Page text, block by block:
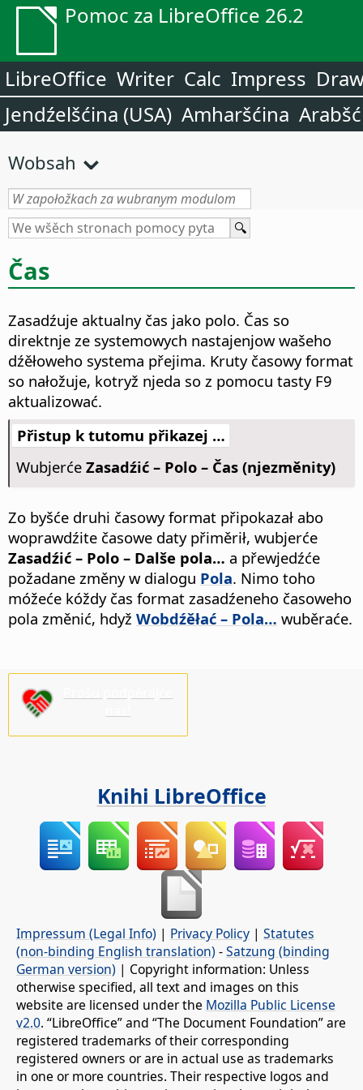
Pomoc za LibreOffice 26.2
LibreOffice Writer Calc Impress
Jendźelšćina (USA) Amharšćina
Wobsah
Čas
Zasadźuje aktualny čas jako polo. Čas so
direktnje ze systemowych nastajenjow wašeho
dźěłoweho systema přejima. Kruty časowy format
so nałožuje, kotryž njeda so z pomocu tasty F9
aktualizować.
Přistup k tutomu přikazej …
Wubjerće Zasadźić – Polo – Čas (njezměnity)
Zo byšće druhi časowy format připokazał abo
woprawdźite časowe daty přiměrił, wubjerće
Zasadźić – Polo – Dalše pola… a přewjedźće
požadane změny w dialogu Pola. Nimo toho
móžeće kóždy čas format zasadźeneho časoweho
pola změnić, hdyž Wobdźěłać – Pola… wuběraće.
Knihi LibreOffice
Impressum (Legal Info) | Privacy Policy | Statutes
(non-binding English translation) -Satzung (binding
German version) | Copyright information: Unless
otherwise specified, all text and images on this
website are licensed under the Mozilla Public License
v2.0. “LibreOffice” and “The Document Foundation” are
registered trademarks of their corresponding
registered owners or are in actual use as trademarks
in one or more countries. Their respective logos and